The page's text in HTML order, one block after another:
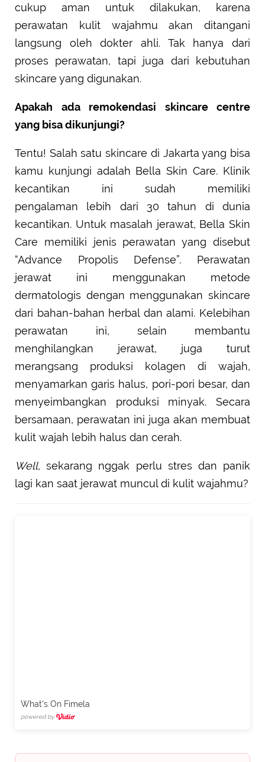
cukup aman untuk dilakukan, karena
perawatan kulit wajahmu akan ditangani
langsung oleh dokter ahli. Tak hanya dari
proses perawatan, tapi juga dari kebutuhan
skincare yang digunakan.
Apakah ada remokendasi skincare centre
yang bisa dikunjungi?
Tentu! Salah satu skincare di Jakarta yang bisa
kamu kunjungi adalah Bella Skin Care. Klinik
kecantikan ini sudah memiliki
pengalaman lebih dari 30 tahun di dunia
kecantikan. Untuk masalah jerawat, Bella Skin
Care memiliki jenis perawatan yang disebut
“Advance Propolis Defense”. Perawatan
jerawat ini menggunakan metode
dermatologis dengan menggunakan skincare
dari bahan-bahan herbal dan alami. Kelebihan
perawatan ini, selain membantu
menghilangkan jerawat, juga turut
merangsang produksi kolagen di wajah,
menyamarkan garis halus, pori-pori besar, dan
menyeimbangkan produksi minyak. Secara
bersamaan, perawatan ini juga akan membuat
kulit wajah lebih halus dan cerah.
Well, sekarang nggak perlu stres dan panik
lagi kan saat jerawat muncul di kulit wajahmu?
What's On Fimela
powered by